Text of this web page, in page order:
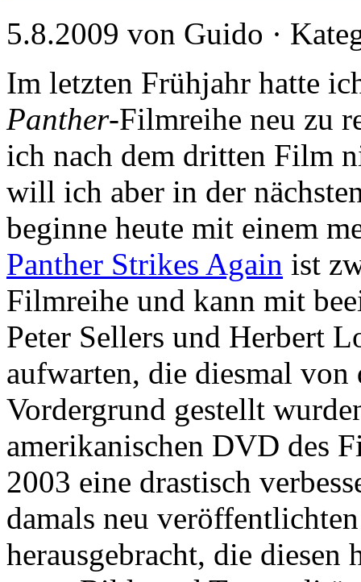
5.8.2009 von Guido ·
Im letzten Frühjahr hatte
Panther-Filmreihe neu zu
ich nach dem dritten Film
will ich aber in der
beginne heute mit einem
Panther Strikes Again ist
Filmreihe und kann mit
Peter Sellers und Herbert
aufwarten, die diesmal
Vordergrund gestellt
amerikanischen DVD des
2003 eine drastisch
damals neu
herausgebracht, die